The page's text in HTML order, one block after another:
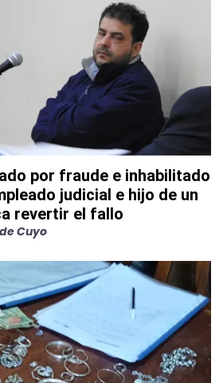
por fraude e inhabilitado
judicial e hijo de un
revertir el fallo
Cuyo